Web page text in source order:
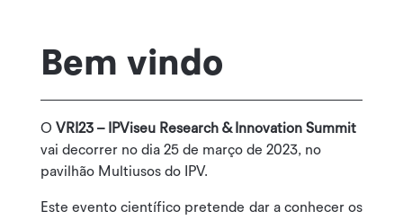
Bem vindo
O VRI23 – IPViseu Research & Innovation Summit
vai decorrer no dia 25 de março de 2023, no
pavilhão Multiusos do IPV.
Este evento científico pretende dar a conhecer os